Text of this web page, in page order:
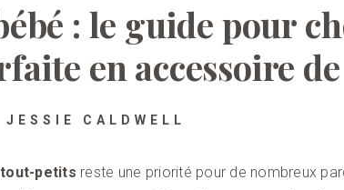
: le guide pour
en accessoire
JESSIE CALDWELL
petits reste une priorité pour de nombreux